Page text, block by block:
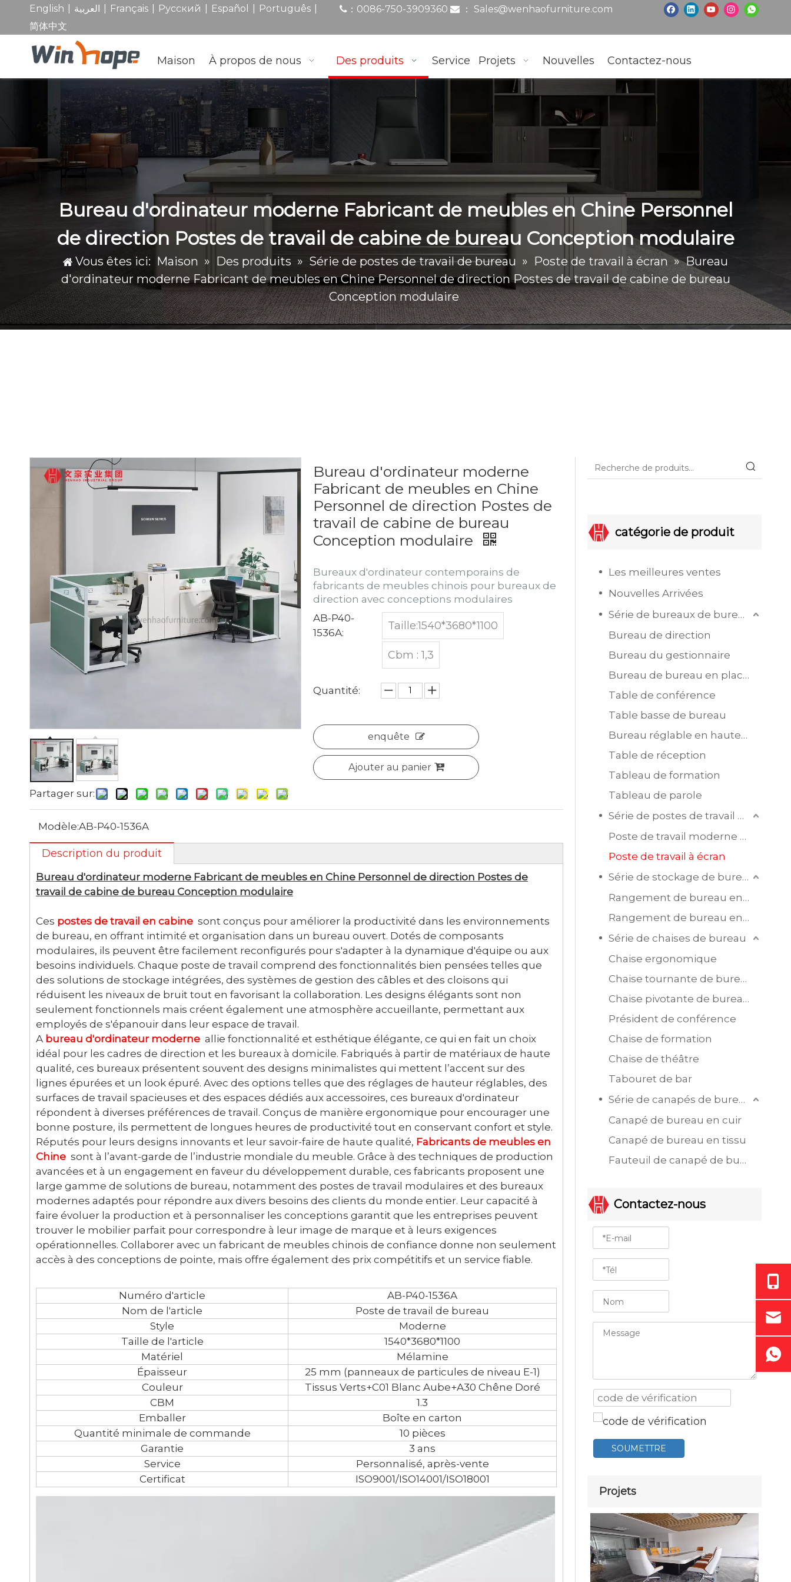
English العربية Français Pусский Español Português
简体中文
： 0086-750-3909360 ： Sales@wenhaofurniture.com
Maison À propos de nous Des produits Service Projets Nouvelles Contactez-nous
Bureau d'ordinateur moderne Fabricant de meubles en Chine Personnel
de direction Postes de travail de cabine de bureau Conception modulaire
Vous êtes ici: Maison » Des produits » Série de postes de travail de bureau » Poste de travail à écran » Bureau
d'ordinateur moderne Fabricant de meubles en Chine Personnel de direction Postes de travail de cabine de bureau
Conception modulaire
Partager sur:
Bureau d'ordinateur moderne
Fabricant de meubles en Chine
Personnel de direction Postes de
travail de cabine de bureau
Conception modulaire
Bureaux d'ordinateur contemporains de
fabricants de meubles chinois pour bureaux de
direction avec conceptions modulaires
AB-P40-
1536A:
Taille:1540*3680*1100
Cbm : 1,3
Quantité:
enquête
Ajouter au panier
Modèle:AB-P40-1536A
Description du produit
Bureau d'ordinateur moderne Fabricant de meubles en Chine Personnel de direction Postes de
travail de cabine de bureau Conception modulaire
Ces postes de travail en cabine sont conçus pour améliorer la productivité dans les environnements
de bureau, en offrant intimité et organisation dans un bureau ouvert. Dotés de composants
modulaires, ils peuvent être facilement reconfigurés pour s'adapter à la dynamique d'équipe ou aux
besoins individuels. Chaque poste de travail comprend des fonctionnalités bien pensées telles que
des solutions de stockage intégrées, des systèmes de gestion des câbles et des cloisons qui
réduisent les niveaux de bruit tout en favorisant la collaboration. Les designs élégants sont non
seulement fonctionnels mais créent également une atmosphère accueillante, permettant aux
employés de s'épanouir dans leur espace de travail.
A bureau d'ordinateur moderne allie fonctionnalité et esthétique élégante, ce qui en fait un choix
idéal pour les cadres de direction et les bureaux à domicile. Fabriqués à partir de matériaux de haute
qualité, ces bureaux présentent souvent des designs minimalistes qui mettent l’accent sur des
lignes épurées et un look épuré. Avec des options telles que des réglages de hauteur réglables, des
surfaces de travail spacieuses et des espaces dédiés aux accessoires, ces bureaux d'ordinateur
répondent à diverses préférences de travail. Conçus de manière ergonomique pour encourager une
bonne posture, ils permettent de longues heures de productivité tout en conservant confort et style.
Réputés pour leurs designs innovants et leur savoir-faire de haute qualité, Fabricants de meubles en
Chine sont à l’avant-garde de l’industrie mondiale du meuble. Grâce à des techniques de production
avancées et à un engagement en faveur du développement durable, ces fabricants proposent une
large gamme de solutions de bureau, notamment des postes de travail modulaires et des bureaux
modernes adaptés pour répondre aux divers besoins des clients du monde entier. Leur capacité à
faire évoluer la production et à personnaliser les conceptions garantit que les entreprises peuvent
trouver le mobilier parfait pour correspondre à leur image de marque et à leurs exigences
opérationnelles. Collaborer avec un fabricant de meubles chinois de confiance donne non seulement
accès à des conceptions de pointe, mais offre également des prix compétitifs et un service fiable.
Numéro d'article
AB-P40-1536A
Nom de l'article
Poste de travail de bureau
Style
Moderne
Taille de l'article
1540*3680*1100
Matériel
Mélamine
Épaisseur
25 mm (panneaux de particules de niveau E-1)
Couleur
Tissus Verts+C01 Blanc Aube+A30 Chêne Doré
CBM
1.3
Emballer
Boîte en carton
Quantité minimale de commande
10 pièces
Garantie
3 ans
Service
Personnalisé, après-vente
Certificat
ISO9001/ISO14001/ISO18001
catégorie de produit
Les meilleures ventes
Nouvelles Arrivées
Série de bureaux de bureau
Bureau de direction
Bureau du gestionnaire
Bureau de bureau en placage MDF
Table de conférence
Table basse de bureau
Bureau réglable en hauteur
Table de réception
Tableau de formation
Tableau de parole
Série de postes de travail de bureau
Poste de travail moderne en mélamine
Poste de travail à écran
Série de stockage de bureau
Rangement de bureau en bois
Rangement de bureau en acier
Série de chaises de bureau
Chaise ergonomique
Chaise tournante de bureau en maille
Chaise pivotante de bureau en cuir
Président de conférence
Chaise de formation
Chaise de théâtre
Tabouret de bar
Série de canapés de bureau
Canapé de bureau en cuir
Canapé de bureau en tissu
Fauteuil de canapé de bureau à siège unique
Contactez-nous
SOUMETTRE
Projets